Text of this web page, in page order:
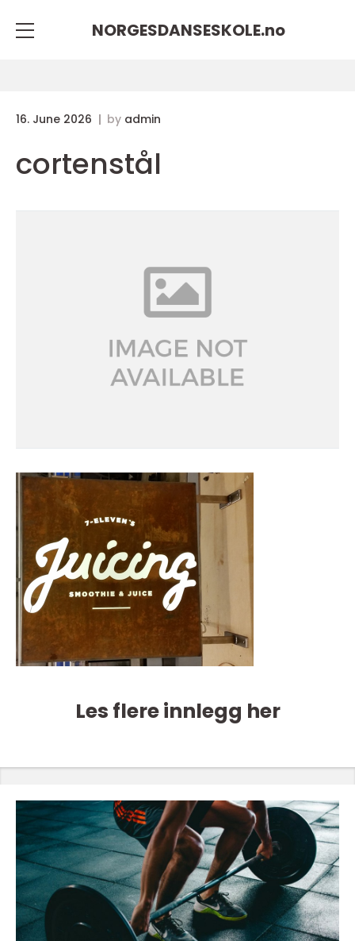
NORGESDANSESKOLE.no
16. June 2026 by admin
cortenstål
Les flere innlegg her